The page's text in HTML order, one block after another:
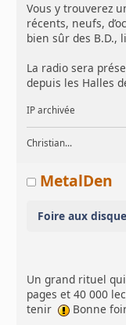
Vous y trouverez
récents, neufs,
bien sûr des B.D.,
La radio sera
depuis les Halles
IP archivée
Christian...
MetalDen
Foire aux
Un grand rituel
pages et 40 000
tenir
Bonne